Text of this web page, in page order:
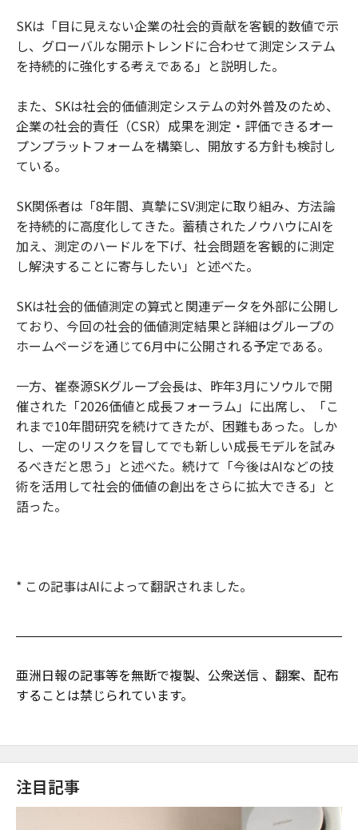
SKは「目に見えない企業の社会的貢献を客観的数値で示
し、グローバルな開示トレンドに合わせて測定システム
を持続的に強化する考えである」と説明した。
また、SKは社会的価値測定システムの対外普及のため、
企業の社会的責任（CSR）成果を測定・評価できるオー
プンプラットフォームを構築し、開放する方針も検討し
ている。
SK関係者は「8年間、真摯にSV測定に取り組み、方法論
を持続的に高度化してきた。蓄積されたノウハウにAIを
加え、測定のハードルを下げ、社会問題を客観的に測定
し解決することに寄与したい」と述べた。
SKは社会的価値測定の算式と関連データを外部に公開し
ており、今回の社会的価値測定結果と詳細はグループの
ホームページを通じて6月中に公開される予定である。
一方、崔泰源SKグループ会長は、昨年3月にソウルで開
催された「2026価値と成長フォーラム」に出席し、「こ
れまで10年間研究を続けてきたが、困難もあった。しか
し、一定のリスクを冒してでも新しい成長モデルを試み
るべきだと思う」と述べた。続けて「今後はAIなどの技
術を活用して社会的価値の創出をさらに拡大できる」と
語った。
* この記事はAIによって翻訳されました。
亜洲日報の記事等を無断で複製、公衆送信 、翻案、配布
することは禁じられています。
注目記事